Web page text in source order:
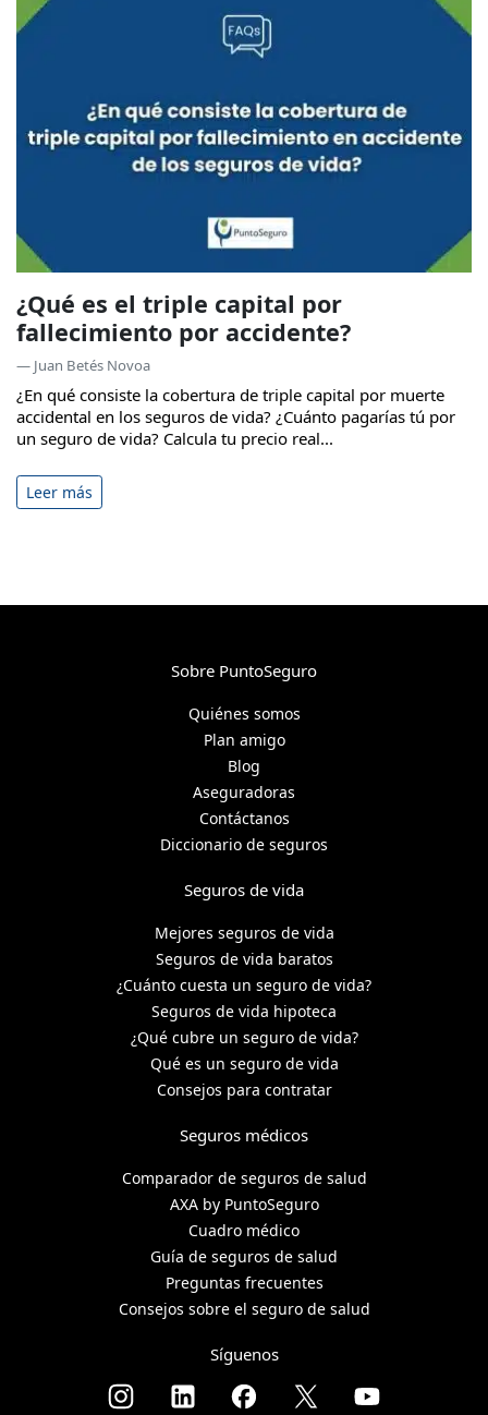
¿Qué es el triple capital por
fallecimiento por accidente?
— Juan Betés Novoa
¿En qué consiste la cobertura de triple capital por muerte
accidental en los seguros de vida? ¿Cuánto pagarías tú por
un seguro de vida? Calcula tu precio real...
Leer más
Sobre PuntoSeguro
Quiénes somos
Plan amigo
Blog
Aseguradoras
Contáctanos
Diccionario de seguros
Seguros de vida
Mejores seguros de vida
Seguros de vida baratos
¿Cuánto cuesta un seguro de vida?
Seguros de vida hipoteca
¿Qué cubre un seguro de vida?
Qué es un seguro de vida
Consejos para contratar
Seguros médicos
Comparador de seguros de salud
AXA by PuntoSeguro
Cuadro médico
Guía de seguros de salud
Preguntas frecuentes
Consejos sobre el seguro de salud
Síguenos